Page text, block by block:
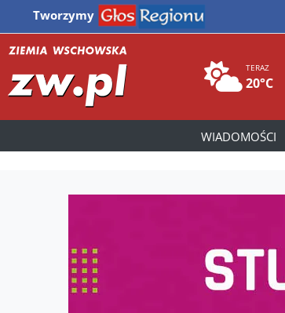
Tworzymy
TERAZ
20°C
WIADOMOŚCI